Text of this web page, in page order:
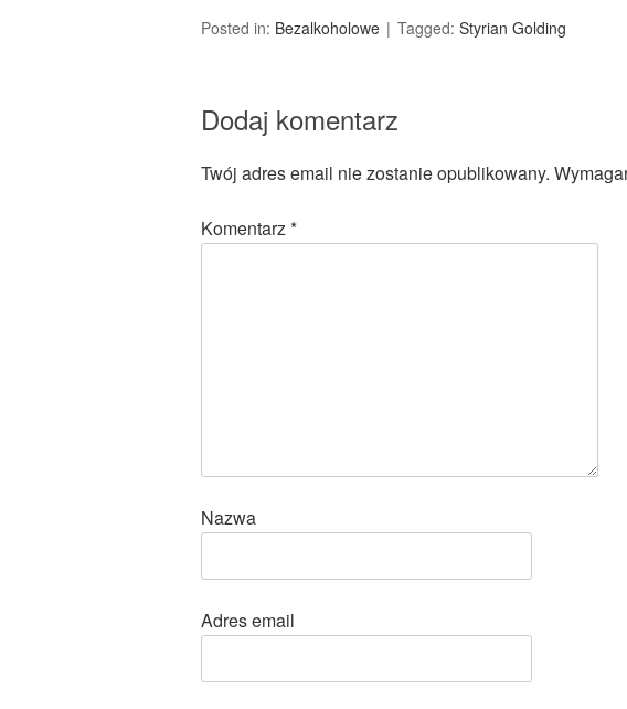
Posted in: Bezalkoholowe Tagged: Styrian Golding
Dodaj komentarz
Twój adres email nie zostanie opublikowany.
Komentarz*
Nazwa
Adres email